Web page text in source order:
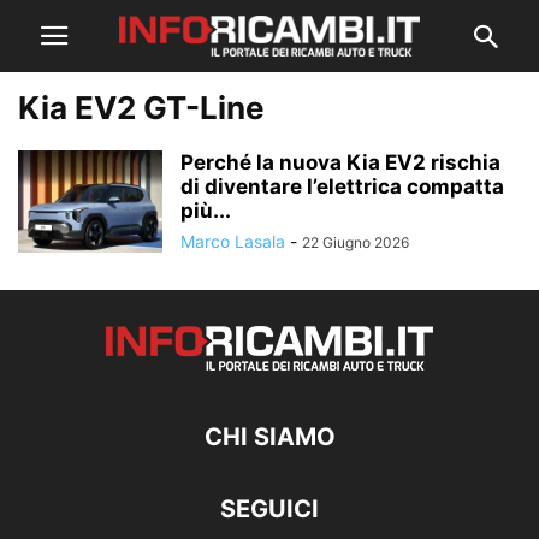
Kia EV2 GT-Line
Perché la nuova Kia EV2 rischia
di diventare l’elettrica compatta
più...
Marco Lasala - 22 Giugno 2026
CHI SIAMO
SEGUICI